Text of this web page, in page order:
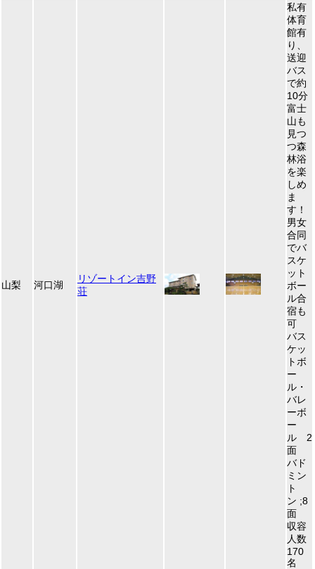
山梨 河口湖
リゾートイン吉野
荘
私有
体育
館有
り、
送迎
バス
で約
10分
富士
山も
見つ
つ森
林浴
を楽
しめ
ま
す！
男女
合同
でバ
スケ
ット
ボー
ル合
宿も
可
バス
ケッ
トボ
ー
ル・
バレ
ーボ
ー
ル 2
面
バド
ミン
ト
ン ;8
面
収容
人数
170
名